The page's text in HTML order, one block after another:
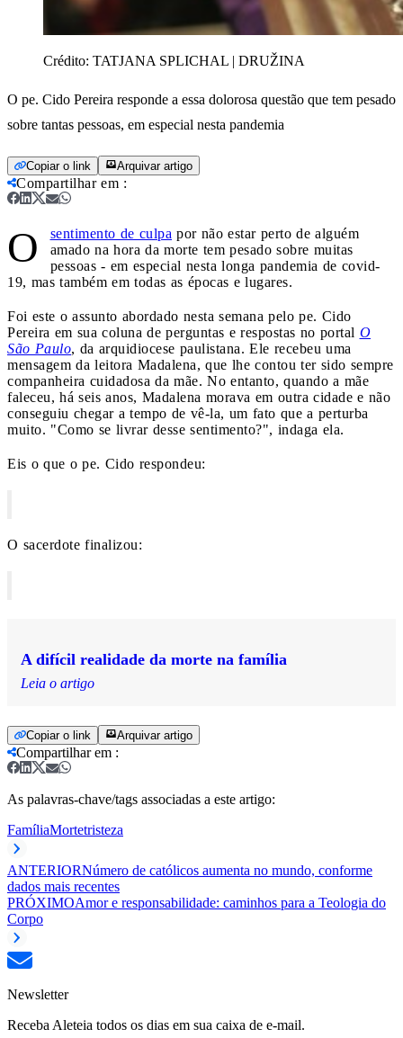
Crédito: TATJANA SPLICHAL | DRUŽINA
O pe. Cido Pereira responde a essa dolorosa questão que tem pesado
sobre tantas pessoas, em especial nesta pandemia
Copiar o link Arquivar artigo
Compartilhar em :
O sentimento de culpa por não estar perto de alguém
amado na hora da morte tem pesado sobre muitas
pessoas - em especial nesta longa pandemia de covid-
19, mas também em todas as épocas e lugares.
Foi este o assunto abordado nesta semana pelo pe. Cido
Pereira em sua coluna de perguntas e respostas no portal O
São Paulo, da arquidiocese paulistana. Ele recebeu uma
mensagem da leitora Madalena, que lhe contou ter sido sempre
companheira cuidadosa da mãe. No entanto, quando a mãe
faleceu, há seis anos, Madalena morava em outra cidade e não
conseguiu chegar a tempo de vê-la, um fato que a perturba
muito. "Como se livrar desse sentimento?", indaga ela.
Eis o que o pe. Cido respondeu:
O sacerdote finalizou:
A difícil realidade da morte na família
Leia o artigo
Copiar o link Arquivar artigo
Compartilhar em :
As palavras-chave/tags associadas a este artigo:
FamíliaMortetristeza
ANTERIORNúmero de católicos aumenta no mundo, conforme
dados mais recentes
PRÓXIMOAmor e responsabilidade: caminhos para a Teologia do
Corpo
Newsletter
Receba Aleteia todos os dias em sua caixa de e-mail.